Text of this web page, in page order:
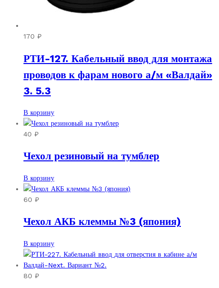
170 ₽
РТИ-127. Кабельный ввод для монтажа
проводов к фарам нового а/м «Валдай»
3. 5.3
В корзину
40 ₽
Чехол резиновый на тумблер
В корзину
60 ₽
Чехол АКБ клеммы №3 (япония)
В корзину
80 ₽